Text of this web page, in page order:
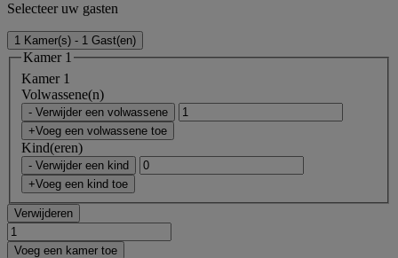
Selecteer uw gasten
1 Kamer(s) - 1 Gast(en)
Kamer 1
Kamer 1
Volwassene(n)
- Verwijder een volwassene
+Voeg een volwassene toe
Kind(eren)
- Verwijder een kind
+Voeg een kind toe
Verwijderen
Voeg een kamer toe